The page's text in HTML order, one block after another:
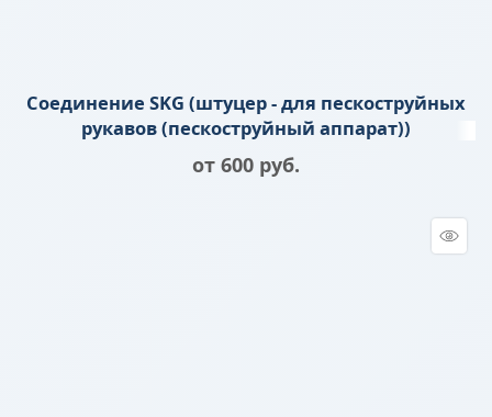
Соединение SKG (штуцер - для пескоструйных
рукавов (пескоструйный аппарат))
от 600 руб.